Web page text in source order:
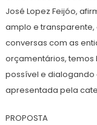
José Lopez Feijóo,
amplo e
conversas com as
orçamentários,
possível e
apresentada pela
PROPOSTA